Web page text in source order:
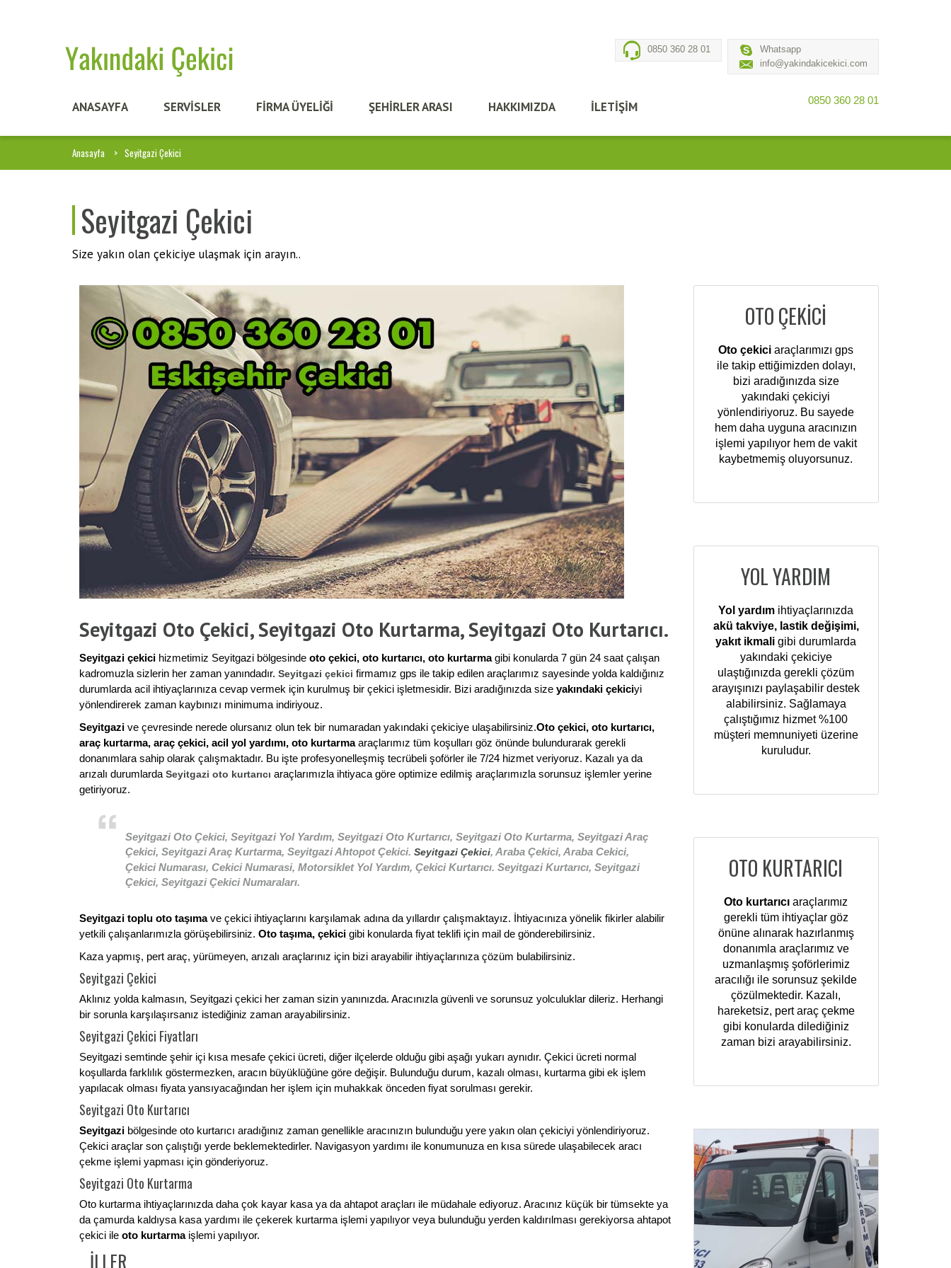
Whatsapp
info@yakindakicekici.com
0850 360 28 01
ANASAYFA SERVİSLER FİRMA ÜYELİĞİ ŞEHİRLER ARASI HAKKIMIZDA İLETİŞİM 0850 360 28 01
Anasayfa Seyitgazi Çekici
Seyitgazi Çekici
Size yakın olan çekiciye ulaşmak için arayın..
Seyitgazi Oto Çekici, Seyitgazi Oto Kurtarma, Seyitgazi Oto Kurtarıcı.
Seyitgazi çekici hizmetimiz Seyitgazi bölgesinde oto çekici, oto kurtarıcı, oto kurtarmagibi konularda 7 gün 24 saat çalışan
kadromuzla sizlerin her zaman yanındadır. Seyitgazi çekici firmamız gps ile takip edilen araçlarımız sayesinde yolda kaldığınız
durumlarda acil ihtiyaçlarınıza cevap vermek için kurulmuş bir çekici işletmesidir. Bizi aradığınızda size yakındaki çekiciyi
yönlendirerek zaman kaybınızı minimuma indiriyouz.
Seyitgazi ve çevresinde nerede olursanız olun tek bir numaradan yakındaki çekiciye ulaşabilirsiniz.Oto çekici, oto kurtarıcı,
araç kurtarma, araç çekici, acil yol yardımı, oto kurtarmaaraçlarımız tüm koşulları göz önünde bulundurarak gerekli
donanımlara sahip olarak çalışmaktadır. Bu işte profesyonelleşmiş tecrübeli şoförler ile 7/24 hizmet veriyoruz. Kazalı ya da
arızalı durumlarda Seyitgazi oto kurtarıcı araçlarımızla ihtiyaca göre optimize edilmiş araçlarımızla sorunsuz işlemler yerine
getiriyoruz.
Seyitgazi Oto Çekici, Seyitgazi Yol Yardım, Seyitgazi Oto Kurtarıcı, Seyitgazi Oto Kurtarma, Seyitgazi Araç
Çekici, Seyitgazi Araç Kurtarma, Seyitgazi Ahtopot Çekici. Seyitgazi Çekici, Araba Çekici, Araba Cekici,
Çekici Numarası, Cekici Numarasi, Motorsiklet Yol Yardım, Çekici Kurtarıcı. Seyitgazi Kurtarıcı, Seyitgazi
Çekici, Seyitgazi Çekici Numaraları.
Seyitgazi toplu oto taşımave çekici ihtiyaçlarını karşılamak adına da yıllardır çalışmaktayız. İhtiyacınıza yönelik fikirler alabilir
yetkili çalışanlarımızla görüşebilirsiniz. Oto taşıma, çekici gibi konularda fiyat teklifi için mail de gönderebilirsiniz.
Kaza yapmış, pert araç, yürümeyen, arızalı araçlarınız için bizi arayabilir ihtiyaçlarınıza çözüm bulabilirsiniz.
Seyitgazi Çekici
Aklınız yolda kalmasın, Seyitgazi çekici her zaman sizin yanınızda. Aracınızla güvenli ve sorunsuz yolculuklar dileriz. Herhangi
bir sorunla karşılaşırsanız istediğiniz zaman arayabilirsiniz.
Seyitgazi Çekici Fiyatları
Seyitgazi semtinde şehir içi kısa mesafe çekici ücreti, diğer ilçelerde olduğu gibi aşağı yukarı aynıdır. Çekici ücreti normal
koşullarda farklılık göstermezken, aracın büyüklüğüne göre değişir. Bulunduğu durum, kazalı olması, kurtarma gibi ek işlem
yapılacak olması fiyata yansıyacağından her işlem için muhakkak önceden fiyat sorulması gerekir.
Seyitgazi Oto Kurtarıcı
Seyitgazi bölgesinde oto kurtarıcı aradığınız zaman genellikle aracınızın bulunduğu yere yakın olan çekiciyi yönlendiriyoruz.
Çekici araçlar son çalıştığı yerde beklemektedirler. Navigasyon yardımı ile konumunuza en kısa sürede ulaşabilecek aracı
çekme işlemi yapması için gönderiyoruz.
Seyitgazi Oto Kurtarma
Oto kurtarma ihtiyaçlarınızda daha çok kayar kasa ya da ahtapot araçları ile müdahale ediyoruz. Aracınız küçük bir tümsekte ya
da çamurda kaldıysa kasa yardımı ile çekerek kurtarma işlemi yapılıyor veya bulunduğu yerden kaldırılması gerekiyorsa ahtapot
çekici ile oto kurtarmaişlemi yapılıyor.
İLLER
OTO ÇEKİCİ
Oto çekici araçlarımızı gps
ile takip ettiğimizden dolayı,
bizi aradığınızda size
yakındaki çekiciyi
yönlendiriyoruz. Bu sayede
hem daha uyguna aracınızın
işlemi yapılıyor hem de vakit
kaybetmemiş oluyorsunuz.
YOL YARDIM
Yol yardım ihtiyaçlarınızda
akü takviye, lastik değişimi,
yakıt ikmali gibi durumlarda
yakındaki çekiciye
ulaştığınızda gerekli çözüm
arayışınızı paylaşabilir destek
alabilirsiniz. Sağlamaya
çalıştığımız hizmet %100
müşteri memnuniyeti üzerine
kuruludur.
OTO KURTARICI
Oto kurtarıcı araçlarımız
gerekli tüm ihtiyaçlar göz
önüne alınarak hazırlanmış
donanımla araçlarımız ve
uzmanlaşmış şoförlerimiz
aracılığı ile sorunsuz şekilde
çözülmektedir. Kazalı,
hareketsiz, pert araç çekme
gibi konularda dilediğiniz
zaman bizi arayabilirsiniz.